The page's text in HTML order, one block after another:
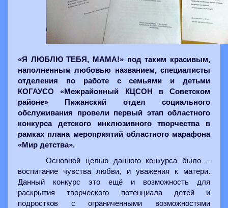
«Я ЛЮБЛЮ ТЕБЯ, МАМА!» под таким красивым,
наполненным любовью названием, специалисты
отделения по работе с семьями и детьми
КОГАУСО «Межрайонный КЦСОН в Советском
районе» Пижанский отдел социального
обслуживания провели первый этап областного
конкурса детского инклюзивного творчества в
рамках плана мероприятий областного марафона
«Мир детства».
Основной целью данного конкурса было –
воспитание чувства любви, и уважения к матери.
Данный конкурс это ещё и возможность для
раскрытия творческого потенциала детей и
подростков с ограниченными возможностями